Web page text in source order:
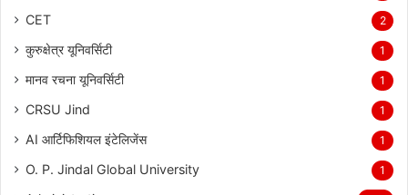
CET 2
कुरुक्षेत्र यूनिवर्सिटी 1
मानव रचना यूनिवर्सिटी 1
CRSU Jind 1
AI आर्टिफिशियल इंटेलिजेंस 1
O. P. Jindal Global University 1